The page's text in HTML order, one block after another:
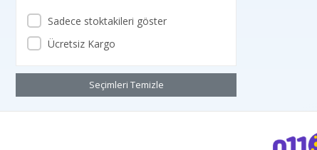
Sadece stoktakileri göster
Ücretsiz Kargo
Seçimleri Temizle